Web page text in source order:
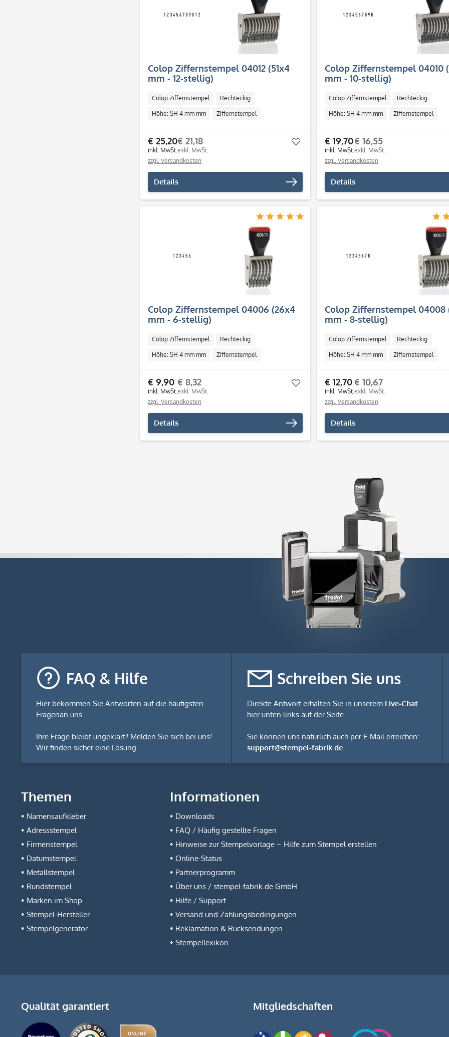
Colop Ziffernstempel 04012 (51x4
mm - 12-stellig)
Colop Ziffernstempel Rechteckig
Höhe: SH 4 mm mm Ziffernstempel
€ 25,20
inkl. MwSt.
€ 21,18
exkl. MwSt.
zzgl. Versandkosten
Details
Merken
Colop Ziffernstempel 04010
mm - 10-stellig)
Colop Ziffernstempel Rechteckig
Höhe: SH 4 mm mm Ziffernstempel
€ 19,70
inkl. MwSt.
€ 16,55
exkl. MwSt.
zzgl. Versandkosten
Details
Colop Ziffernstempel 04006 (26x4
mm - 6-stellig)
Colop Ziffernstempel Rechteckig
Höhe: SH 4 mm mm Ziffernstempel
€ 9,90
inkl. MwSt.
€ 8,32
exkl. MwSt.
zzgl. Versandkosten
Details
Merken
Colop Ziffernstempel 04008
mm - 8-stellig)
Colop Ziffernstempel Rechteckig
Höhe: SH 4 mm mm Ziffernstempel
€ 12,70
inkl. MwSt.
€ 10,67
exkl. MwSt.
zzgl. Versandkosten
Details
FAQ & Hilfe
Hier bekommen Sie Antworten auf die häufigsten
Fragenan uns.
Ihre Frage bleibt ungeklärt? Melden Sie sich bei uns!
Wir finden sicher eine Lösung.
Schreiben Sie uns
Direkte Antwort erhalten Sie in unserem Live-Chat
hier unten links auf der Seite.
Sie können uns natürlich auch per E-Mail erreichen:
support@stempel-fabrik.de
Themen
Namensaufkleber
Adressstempel
Firmenstempel
Datumstempel
Metallstempel
Rundstempel
Marken im Shop
Stempel-Hersteller
Stempelgenerator
Informationen
Downloads
FAQ / Häufig gestellte Fragen
Hinweise zur Stempelvorlage – Hilfe zum Stempel erstellen
Online-Status
Partnerprogramm
Über uns / stempel-fabrik.de GmbH
Hilfe / Support
Versand und Zahlungsbedingungen
Reklamation & Rücksendungen
Stempellexikon
Qualität garantiert Mitgliedschaften